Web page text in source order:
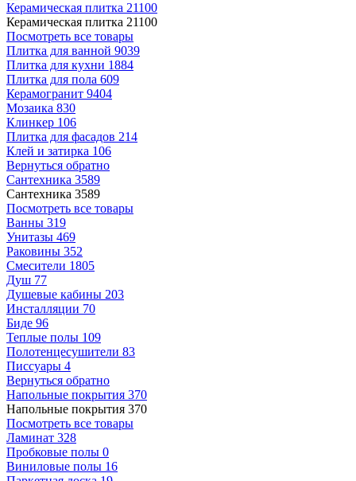
Керамическая плитка 21100
Керамическая плитка 21100
Посмотреть все товары
Плитка для ванной 9039
Плитка для кухни 1884
Плитка для пола 609
Керамогранит 9404
Мозаика 830
Клинкер 106
Плитка для фасадов 214
Клей и затирка 106
Вернуться обратно
Сантехника 3589
Сантехника 3589
Посмотреть все товары
Ванны 319
Унитазы 469
Раковины 352
Смесители 1805
Душ 77
Душевые кабины 203
Инсталляции 70
Биде 96
Теплые полы 109
Полотенцесушители 83
Писсуары 4
Вернуться обратно
Напольные покрытия 370
Напольные покрытия 370
Посмотреть все товары
Ламинат 328
Пробковые полы 0
Виниловые полы 16